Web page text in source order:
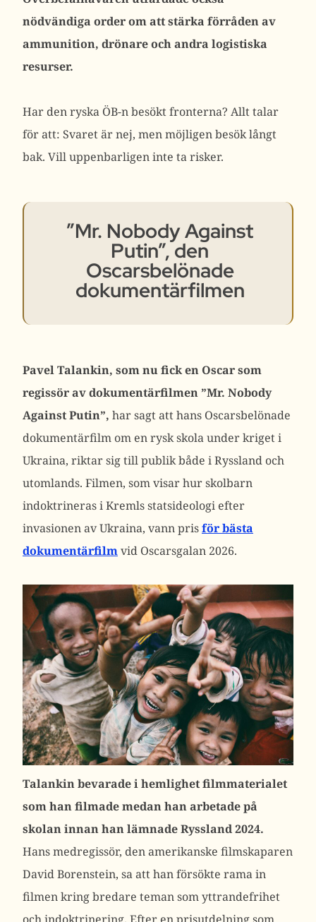
nödvändiga order om att stärka förråden av
ammunition, drönare och andra logistiska
resurser.
Har den ryska ÖB-n besökt fronterna? Allt talar
för att: Svaret är nej, men möjligen besök långt
bak. Vill uppenbarligen inte ta risker.
”Mr. Nobody Against
Putin”, den
Oscarsbelönade
dokumentärfilmen
Pavel Talankin, som nu fick en Oscar som
regissör av dokumentärfilmen ”Mr. Nobody
Against Putin”, har sagt att hans Oscarsbelönade
dokumentärfilm om en rysk skola under kriget i
Ukraina, riktar sig till publik både i Ryssland och
utomlands. Filmen, som visar hur skolbarn
indoktrineras i Kremls statsideologi efter
invasionen av Ukraina, vann prisför bästa
dokumentärfilmvid Oscarsgalan 2026.
Talankin bevarade i hemlighet filmmaterialet
som han filmade medan han arbetade på
skolan innan han lämnade Ryssland 2024.
Hans medregissör, ​​den amerikanske filmskaparen
David Borenstein, sa att han försökte rama in
filmen kring bredare teman som yttrandefrihet